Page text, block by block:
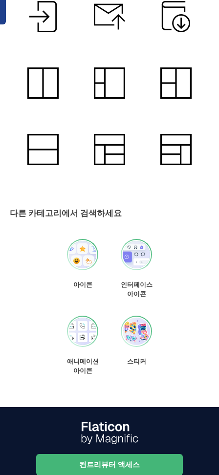
다른 카테고리에서 검색하세요
아이콘
인터페이스
아이콘
애니메이션
아이콘
스티커
컨트리뷰터 액세스